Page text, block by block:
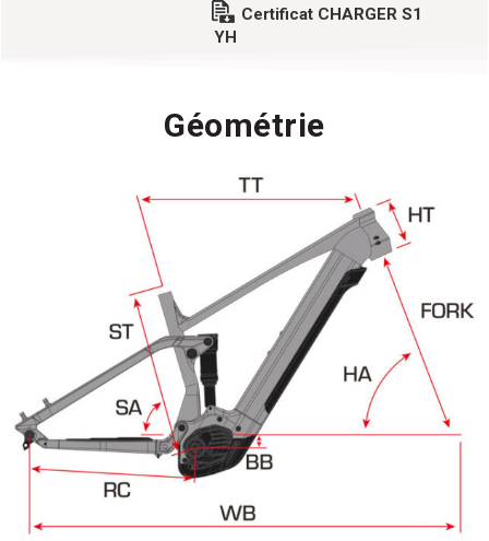
Certificat CHARGER S1
YH
Géométrie